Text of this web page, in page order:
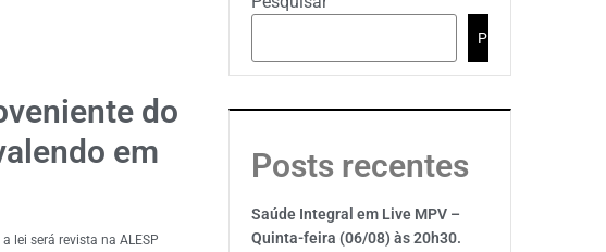
do
em
lei será revista na ALESP
Pesquisar
Posts recentes
Saúde Integral em Live MPV –
Quinta-feira (06/08) às 20h30.